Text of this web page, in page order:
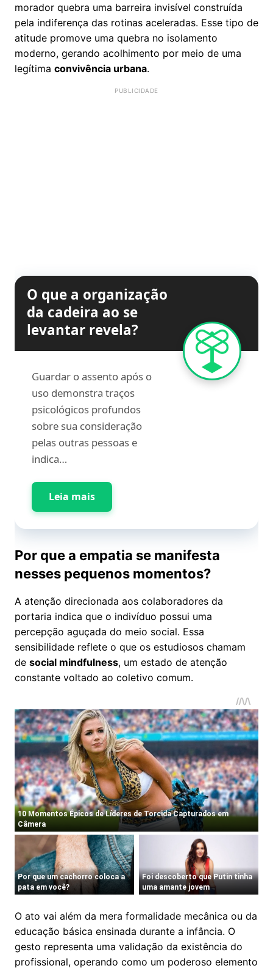
morador quebra uma barreira invisível construída
pela indiferença das rotinas aceleradas. Esse tipo de
atitude promove uma quebra no isolamento
moderno, gerando acolhimento por meio de uma
legítima convivência urbana.
O que a organização
da cadeira ao se
levantar revela?
Guardar o assento após o
uso demonstra traços
psicológicos profundos
sobre sua consideração
pelas outras pessoas e
indica…
Leia mais
Por que a empatia se manifesta
nesses pequenos momentos?
A atenção direcionada aos colaboradores da
portaria indica que o indivíduo possui uma
percepção aguçada do meio social. Essa
sensibilidade reflete o que os estudiosos chamam
de social mindfulness, um estado de atenção
constante voltado ao coletivo comum.
O ato vai além da mera formalidade mecânica ou da
educação básica ensinada durante a infância. O
gesto representa uma validação da existência do
profissional, operando como um poderoso elemento